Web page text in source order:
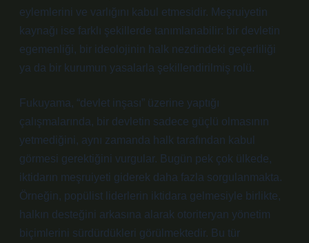
eylemlerini ve varlığını kabul etmesidir. Meşruiyetin
kaynağı ise farklı şekillerde tanımlanabilir: bir devletin
egemenliği, bir ideolojinin halk nezdindeki geçerliliği
ya da bir kurumun yasalarla şekillendirilmiş rolü.
Fukuyama, “devlet inşası” üzerine yaptığı
çalışmalarında, bir devletin sadece güçlü olmasının
yetmediğini, aynı zamanda halk tarafından kabul
görmesi gerektiğini vurgular. Bugün pek çok ülkede,
iktidarın meşruiyeti giderek daha fazla sorgulanmakta.
Örneğin, popülist liderlerin iktidara gelmesiyle birlikte,
halkın desteğini arkasına alarak otoriteryan yönetim
biçimlerini sürdürdükleri görülmektedir. Bu tür